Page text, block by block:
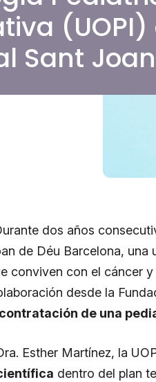
(UOPI)
Sant
dos años
de Déu Barcelona,
conviven con el cáncer
desde la
de una
Esther Martínez, la
dentro del plan